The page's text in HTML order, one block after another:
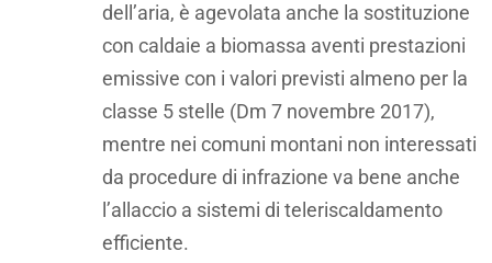
dell’aria, è agevolata anche la sostituzione
con caldaie a biomassa aventi prestazioni
emissive con i valori previsti almeno per la
classe 5 stelle (Dm 7 novembre 2017),
mentre nei comuni montani non interessati
da procedure di infrazione va bene anche
l’allaccio a sistemi di teleriscaldamento
efficiente.